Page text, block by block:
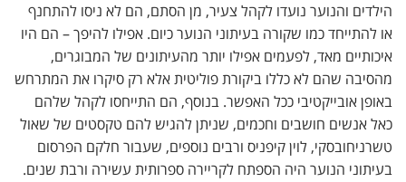
הילדים והנוער נועדו לקהל צעיר, מן הסתם, הם לא ניסו להתחנף
או להתייחד כמו שקורה בעיתוני הנוער כיום. אפילו להיפך – הם היו
איכותיים מאד, לפעמים אפילו יותר מהעיתונים של המבוגרים,
מהסיבה שהם לא כללו ביקורת פוליטית אלא רק סיקרו את המתרחש
באופן אובייקטיבי ככל האפשר. בנוסף, הם התייחסו לקהל שלהם
כאל אנשים חושבים וחכמים, שניתן להגיש להם טקסטים של שאול
טשרניחובסקי, לוין קיפניס ורבים נוספים, שעבור חלקם הפרסום
בעיתוני הנוער היה הספתח לקריירה ספרותית עשירה ורבת שנים.